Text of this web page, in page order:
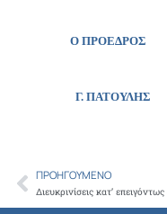
Ο
Γ.
Prev
ΠΡΟΗΓΟΎΜΕΝΟ